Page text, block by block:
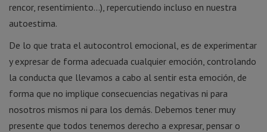
rencor, resentimiento…), repercutiendo incluso en nuestra
autoestima.
De lo que trata el autocontrol emocional, es de experimentar
y expresar de forma adecuada cualquier emoción, controlando
la conducta que llevamos a cabo al sentir esta emoción, de
forma que no implique consecuencias negativas ni para
nosotros mismos ni para los demás. Debemos tener muy
presente que todos tenemos derecho a expresar, pensar o